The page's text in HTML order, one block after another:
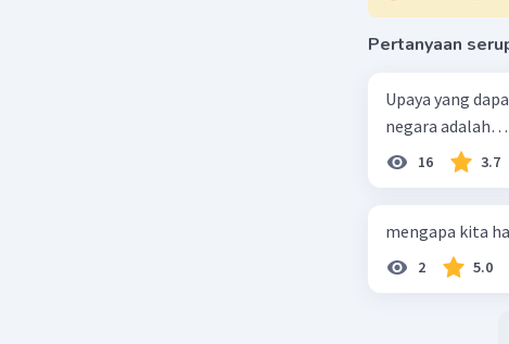
Pertanyaan
Upaya yang
negara adalah…
16 3.7
mengapa kita
2 5.0